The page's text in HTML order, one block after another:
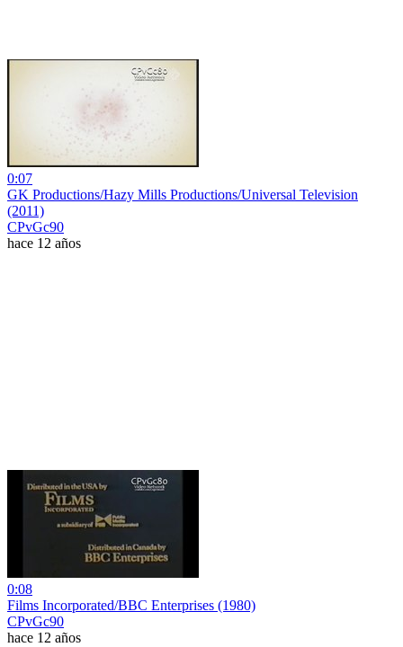
0:07
GK Productions/Hazy Mills Productions/Universal Television
(2011)
CPvGc90
hace 12 años
0:08
Films Incorporated/BBC Enterprises (1980)
CPvGc90
hace 12 años